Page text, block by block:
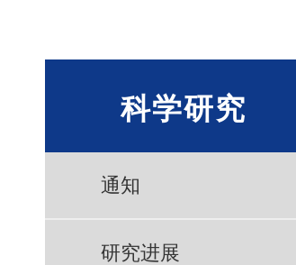
科学研究
通知
研究进展